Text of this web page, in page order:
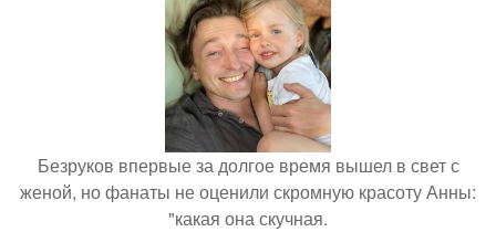
Безруков впервые за долгое время вышел в свет с
женой, но фанаты не оценили скромную красоту Анны:
"какая она скучная.